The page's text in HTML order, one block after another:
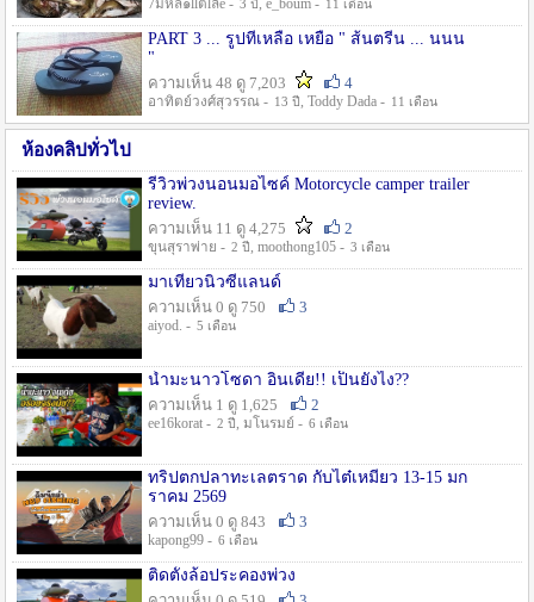
7ม่หล่๑llต่lลีe - 3 ปี , e_boum - 11 เดือน
PART 3 ... รูปที่เหลือ เหยื่อ " ส้นตรีน ... นนน
"
ความเห็น 48 ดู 7,203
4
อาทิตย์วงศ์สุวรรณ - 13 ปี , Toddy Dada - 11 เดือน
ห้องคลิปทั่วไป
รีวิวพ่วงนอนมอไซค์ Motorcycle camper trailer
review.
ความเห็น 11 ดู 4,275
2
ขุนสุราพ่าย - 2 ปี , moothong105 - 3 เดือน
มาเที่ยวนิวซีแลนด์
ความเห็น 0 ดู 750
3
aiyod. - 5 เดือน
น้ำมะนาวโซดา อินเดีย!! เป็นยังไง??
ความเห็น 1 ดู 1,625
2
ee16korat - 2 ปี , มโนรมย์ - 6 เดือน
ทริปตกปลาทะเลตราด กับไต๋เหมี่ยว 13-15 มก
ราคม 2569
ความเห็น 0 ดู 843
3
kapong99 - 6 เดือน
ติดตั้งล้อประคองพ่วง